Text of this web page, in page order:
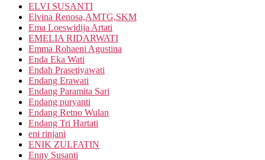
ELVI SUSANTI
Elvina Renosa,AMTG,SKM
Ema Loeswidija Artati
EMELIA RIDARWATI
Emma Rohaeni Agustina
Enda Eka Wati
Endah Prasetiyawati
Endang Erawati
Endang Paramita Sari
Endang puryanti
Endang Retno Wulan
Endang Tri Hartati
eni rinjani
ENIK ZULFATIN
Enny Susanti